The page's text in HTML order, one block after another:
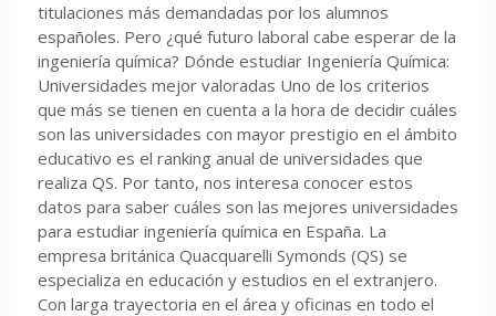
titulaciones más demandadas por los alumnos
españoles. Pero ¿qué futuro laboral cabe esperar de la
ingeniería química? Dónde estudiar Ingeniería Química:
Universidades mejor valoradas Uno de los criterios
que más se tienen en cuenta a la hora de decidir cuáles
son las universidades con mayor prestigio en el ámbito
educativo es el ranking anual de universidades que
realiza QS. Por tanto, nos interesa conocer estos
datos para saber cuáles son las mejores universidades
para estudiar ingeniería química en España. La
empresa británica Quacquarelli Symonds (QS) se
especializa en educación y estudios en el extranjero.
Con larga trayectoria en el área y oficinas en todo el